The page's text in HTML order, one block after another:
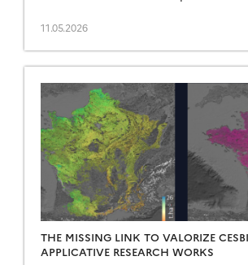
ACLIMO financé par le
mettre en oeuvre un outil
l’équivalent […]
11.05.2026
THE MISSING LINK TO VALORIZE
APPLICATIVE RESEARCH WORKS